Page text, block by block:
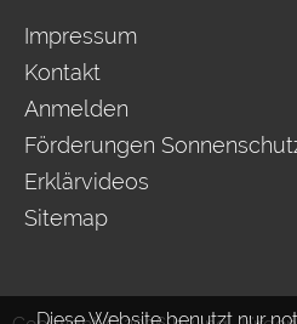
Impressum
Kontakt
Anmelden
Förderungen
Erklärvideos
Sitemap